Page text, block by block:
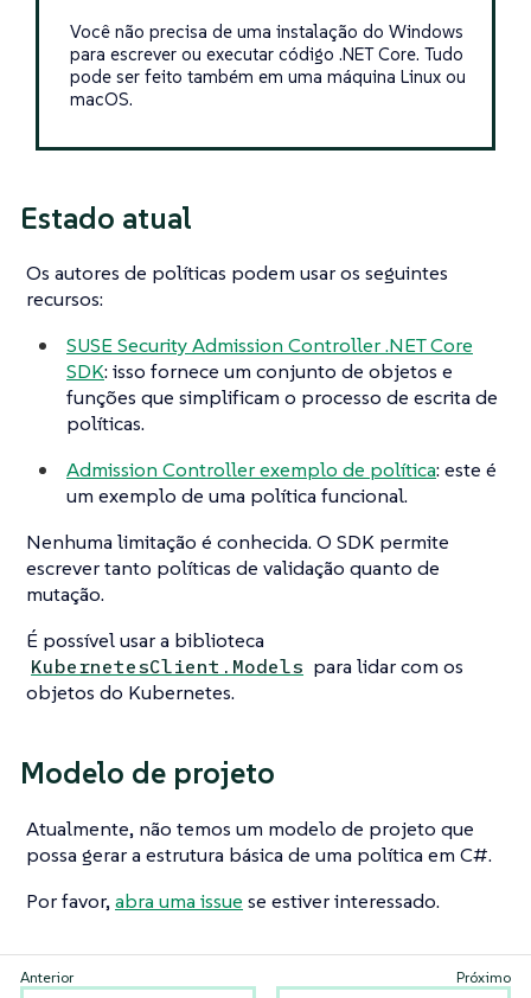
Você não precisa de uma instalação do Windows
para escrever ou executar código .NET Core. Tudo
pode ser feito também em uma máquina Linux ou
macOS.
Estado atual
Os autores de políticas podem usar os seguintes
recursos:
SUSE Security Admission Controller .NET Core
SDK: isso fornece um conjunto de objetos e
funções que simplificam o processo de escrita de
políticas.
Admission Controller exemplo de política: este é
um exemplo de uma política funcional.
Nenhuma limitação é conhecida. O SDK permite
escrever tanto políticas de validação quanto de
mutação.
É possível usar a biblioteca
KubernetesClient.Models para lidar com os
objetos do Kubernetes.
Modelo de projeto
Atualmente, não temos um modelo de projeto que
possa gerar a estrutura básica de uma política em C#.
Por favor,abra uma issue se estiver interessado.